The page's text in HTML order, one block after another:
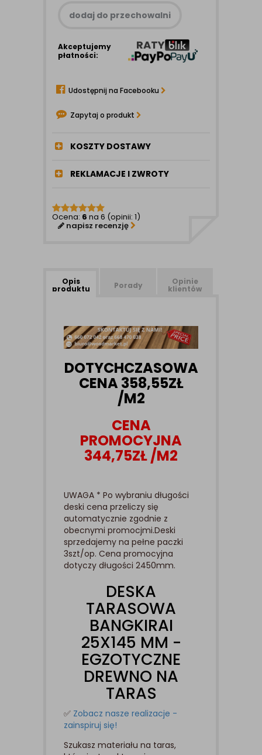
dodaj do przechowalni
Akceptujemy
płatności:
RATY
Udostępnij na Facebooku
Zapytaj o produkt
KOSZTY DOSTAWY
REKLAMACJE I ZWROTY
Ocena: 6 na 6 (opinii: 1)
napisz recenzję
Opis
produktu Porady Opinie
klientów
DOTYCHCZASOWA
CENA 358,55ZŁ
/M2
CENA
PROMOCYJNA
344,75ZŁ /M2
UWAGA * Po wybraniu długości
deski cena przeliczy się
automatycznie zgodnie z
obecnymi promocjmi.Deski
sprzedajemy na pełne paczki
3szt/op. Cena promocyjna
dotyczy długości 2450mm.
DESKA
TARASOWA
BANGKIRAI
25X145 MM -
EGZOTYCZNE
DREWNO NA
TARAS
✅ Zobacz nasze realizacje -
zainspiruj się!
Szukasz materiału na taras,